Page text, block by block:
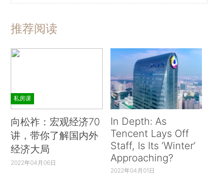
推荐阅读
私房课
向松祚：宏观经济70
讲，带你了解国内外
经济大局
2022年04月06日
In Depth: As
Tencent Lays Off
Staff, Is Its ‘Winter’
Approaching?
2022年04月01日